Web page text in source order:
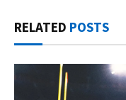
RELATED POSTS